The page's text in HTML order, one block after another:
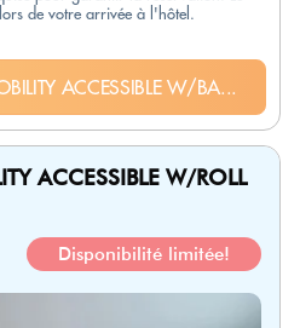
de votre arrivée à l'hôtel.
ACCESSIBLE W/BA...
ACCESSIBLE W/ROLL
Disponibilité limitée!